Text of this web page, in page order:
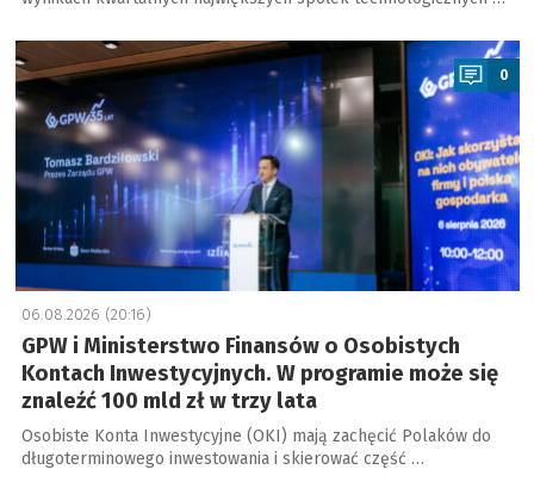
a
0
06.08.2026 (20:16)
GPW i Ministerstwo Finansów o Osobistych
Kontach Inwestycyjnych. W programie może się
znaleźć 100 mld zł w trzy lata
Osobiste Konta Inwestycyjne (OKI) mają zachęcić Polaków do
długoterminowego inwestowania i skierować część …